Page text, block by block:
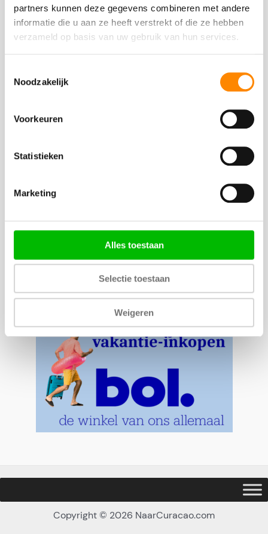
partners kunnen deze gegevens combineren met andere
informatie die u aan ze heeft verstrekt of die ze hebben
verzameld op basis van uw gebruik van hun services.
Noodzakelijk
Voorkeuren
Statistieken
Marketing
Alles toestaan
Selectie toestaan
Weigeren
CONTACT
Disclaimer
Stichting Webshop Keurmerk voorw.
Copyright © 2026 NaarCuracao.com